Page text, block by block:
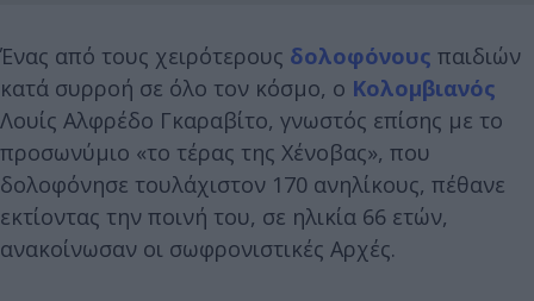
Ένας από τους χειρότερους δολοφόνους παιδιών
κατά συρροή σε όλο τον κόσμο, ο Κολομβιανός
Λουίς Αλφρέδο Γκαραβίτο, γνωστός επίσης με το
προσωνύμιο «το τέρας της Χένοβας», που
δολοφόνησε τουλάχιστον 170 ανηλίκους, πέθανε
εκτίοντας την ποινή του, σε ηλικία 66 ετών,
ανακοίνωσαν οι σωφρονιστικές Αρχές.